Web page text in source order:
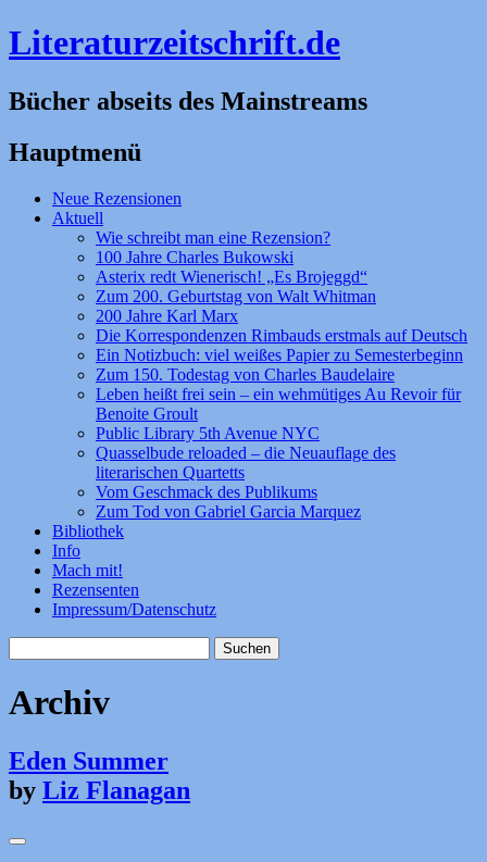
Literaturzeitschrift.de
Bücher abseits des Mainstreams
Hauptmenü
Zum
Inhalt
Neue Rezensionen
Aktuell
Wie schreibt man eine Rezension?
100 Jahre Charles Bukowski
Asterix redt Wienerisch! „Es Brojeggd“
Zum 200. Geburtstag von Walt Whitman
200 Jahre Karl Marx
Die Korrespondenzen Rimbauds erstmals auf Deutsch
Ein Notizbuch: viel weißes Papier zu Semesterbeginn
Zum 150. Todestag von Charles Baudelaire
Leben heißt frei sein – ein wehmütiges Au Revoir für
Benoite Groult
Public Library 5th Avenue NYC
Quasselbude reloaded – die Neuauflage des
literarischen Quartetts
Vom Geschmack des Publikums
Zum Tod von Gabriel Garcia Marquez
Bibliothek
Info
Mach mit!
Rezensenten
Impressum/Datenschutz
nach:
Archiv
Eden Summer
by Liz Flanagan